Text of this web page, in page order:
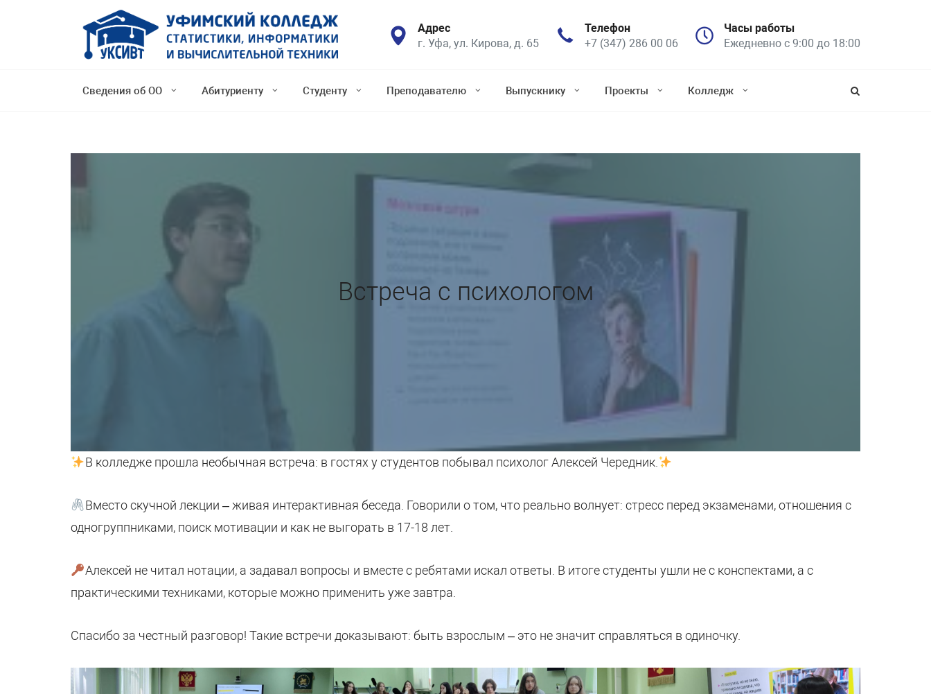
Адрес
г. Уфа, ул. Кирова, д. 65
Телефон
+7 (347) 286 00 06
Часы работы
Ежедневно с 9:00 до 18:00
Сведения об ОО Абитуриенту Студенту Преподавателю Выпускнику Проекты Колледж
Встреча с психологом
В колледже прошла необычная встреча: в гостях у студентов побывал психолог Алексей Чередник.
Вместо скучной лекции – живая интерактивная беседа. Говорили о том, что реально волнует: стресс перед экзаменами, отношения с
одногруппниками, поиск мотивации и как не выгорать в 17-18 лет.
Алексей не читал нотации, а задавал вопросы и вместе с ребятами искал ответы. В итоге студенты ушли не с конспектами, а с
практическими техниками, которые можно применить уже завтра.
Спасибо за честный разговор! Такие встречи доказывают: быть взрослым – это не значит справляться в одиночку.